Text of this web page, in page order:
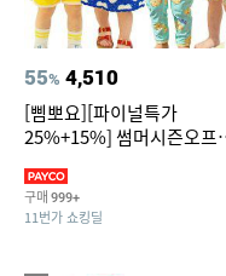
55% 4,510
[삠뽀요][파이널특가
25%+15%] 썸머시즌오프
영복/티셔츠/
구매 999+
11번가 쇼킹딜